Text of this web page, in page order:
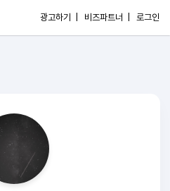
광고하기 | 비즈파트너 | 로그인